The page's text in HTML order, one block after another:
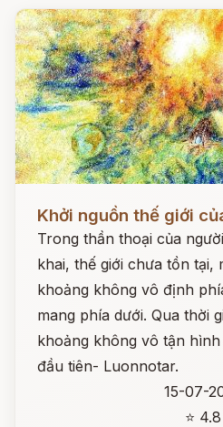
Khởi nguồn thế giới
Trong thần thoại của
khai, thế giới chưa tồn tại,
khoảng không vô định
mang phía dưới. Qua thời
khoảng không vô tận
đầu tiên- Luonnotar.
15-07-
⭐ 4.8